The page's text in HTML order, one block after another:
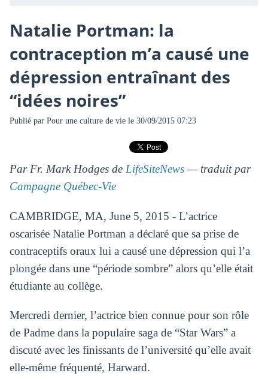
Natalie Portman: la
contraception m’a causé une
dépression entraînant des
“idées noires”
Publié par Pour une culture de viele 30/09/2015 07:23
Par Fr. Mark Hodges de LifeSiteNews— traduit par
Campagne Québec-Vie
CAMBRIDGE, MA, June 5, 2015 - L’actrice
oscarisée Natalie Portman a déclaré que sa prise de
contraceptifs oraux lui a causé une dépression qui l’a
plongée dans une “période sombre” alors qu’elle était
étudiante au collège.
Mercredi dernier, l’actrice bien connue pour son rôle
de Padme dans la populaire saga de “Star Wars” a
discuté avec les finissants de l’université qu’elle avait
elle-même fréquenté, Harward.